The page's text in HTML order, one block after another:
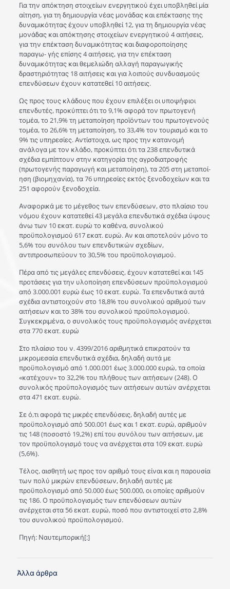
Για την απόκτηση στοιχείων ενεργητικού έχει υποβληθεί μία
αίτηση, για τη δημιουργία νέας μονάδας και επέκτασης της
δυναμικότητας έχουν υποβληθεί 12, για τη δημιουργία νέας
μονάδας και απόκτησης στοιχείων ενεργητικού 4 αιτήσεις,
για την επέκταση δυναμικότητας και διαφοροποίησης
παραγω- γής επίσης 4 αιτήσεις, για την επέκταση
δυναμικότητας και θεμελιώδη αλλαγή παραγωγικής
δραστηριότητας 18 αιτήσεις και για λοιπούς συνδυασμούς
επενδύσεων έχουν κατατεθεί 10 αιτήσεις.
Ως προς τους κλάδους που έχουν επιλέξει οι υποψήφιοι
επενδυτές, προκύπτει ότι το 9,1% αφορά τον πρωτογενή
τομέα, το 21,9% τη μεταποίηση προϊόντων του πρωτογενούς
τομέα, το 26,6% τη μεταποίηση, το 33,4% τον τουρισμό και το
9% τις υπηρεσίες. Αντίστοιχα, ως προς την κατανομή
ανάλογα με τον κλάδο, προκύπτει ότι τα 238 επενδυτικά
σχέδια εμπίπτουν στην κατηγορία της αγροδιατροφής
(πρωτογενής παραγωγή και μεταποίηση), τα 205 στη μεταποί-
ηση (βιομηχανία), τα 76 υπηρεσίες εκτός ξενοδοχείων και τα
251 αφορούν ξενοδοχεία.
Αναφορικά με το μέγεθος των επενδύσεων, στο πλαίσιο του
νόμου έχουν κατατεθεί 43 μεγάλα επενδυτικά σχέδια ύψους
άνω των 10 εκατ. ευρώ το καθένα, συνολικού
προϋπολογισμού 617 εκατ. ευρώ. Αν και αποτελούν μόνο το
5,6% του συνόλου των επενδυτικών σχεδίων,
αντιπροσωπεύουν το 30,5% του προϋπολογισμού.
Πέρα από τις μεγάλες επενδύσεις, έχουν κατατεθεί και 145
προτάσεις για την υλοποίηση επενδύσεων προϋπολογισμού
από 3.000.001 ευρώ έως 10 εκατ. ευρώ. Τα επενδυτικά αυτά
σχέδια αντιστοιχούν στο 18,8% του συνολικού αριθμού των
αιτήσεων και το 38% του συνολικού προϋπολογισμού.
Συγκεκριμένα, ο συνολικός τους προϋπολογισμός ανέρχεται
στα 770 εκατ. ευρώ
Στο πλαίσιο του ν. 4399/2016 αριθμητικά επικρατούν τα
μικρομεσαία επενδυτικά σχέδια, δηλαδή αυτά με
προϋπολογισμό από 1.000.001 έως 3.000.000 ευρώ, τα οποία
«κατέχουν» το 32,2% του πλήθους των αιτήσεων (248). Ο
συνολικός προϋπολογισμός των αιτήσεων αυτών ανέρχεται
στα 471 εκατ. ευρώ.
Σε ό,τι αφορά τις μικρές επενδύσεις, δηλαδή αυτές με
προϋπολογισμό από 500.001 έως και 1 εκατ. ευρώ, αριθμούν
τις 148 (ποσοστό 19,2%) επί του συνόλου των αιτήσεων, με
τον προϋπολογισμό τους να ανέρχεται στα 109 εκατ. ευρώ
(5,6%).
Τέλος, αισθητή ως προς τον αριθμό τους είναι και η παρουσία
των πολύ μικρών επενδύσεων, δηλαδή αυτές με
προϋπολογισμό από 50.000 έως 500.000, οι οποίες αριθμούν
τις 186. Ο προϋπολογισμός των επενδύσεων αυτών
ανέρχεται στα 56 εκατ. ευρώ, ποσό που αντιστοιχεί στο 2,8%
του συνολικού προϋπολογισμού.
Πηγή: Ναυτεμπορική[:]
Άλλα άρθρα